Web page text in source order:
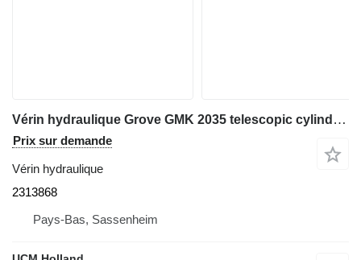
Vérin hydraulique Grove GMK 2035 telescopic cylinder single 2313868 pour grue mobile
Prix sur demande
Vérin hydraulique
2313868
Pays-Bas, Sassenheim